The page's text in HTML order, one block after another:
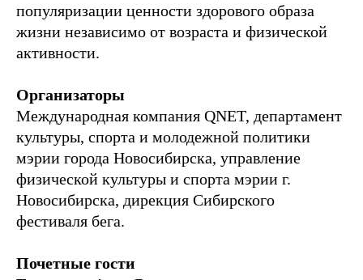
популяризации ценности здорового образа
жизни независимо от возраста и физической
активности.
Организаторы
Международная компания QNET, департамент
культуры, спорта и молодежной политики
мэрии города Новосибирска, управление
физической культуры и спорта мэрии г.
Новосибирска, дирекция Сибирского
фестиваля бега.
Почетные гости